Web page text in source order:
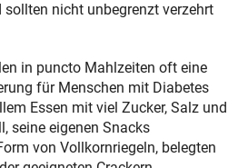
nicht unbegrenzt verzehrt
in puncto Mahlzeiten oft eine
für Menschen mit Diabetes
Essen mit viel Zucker, Salz und
seine eigenen Snacks
von Vollkornriegeln, belegten